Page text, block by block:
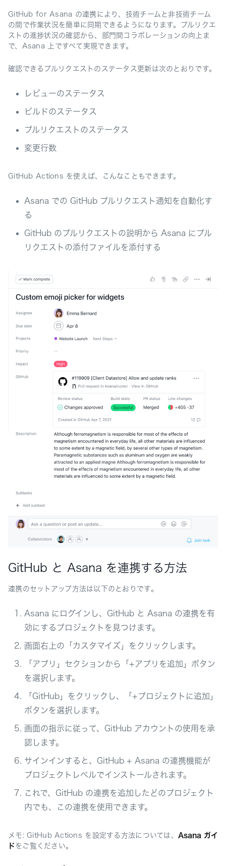
GitHub for Asana の連携により、技術チームと非技術チーム
の間で作業状況を簡単に同期できるようになります。プルリクエ
ストの進捗状況の確認から、部門間コラボレーションの向上ま
で、Asana 上ですべて実現できます。
確認できるプルリクエストのステータス更新は次のとおりです。
レビューのステータス
ビルドのステータス
プルリクエストのステータス
変更行数
GitHub Actions を使えば、こんなこともできます。
Asana での GitHub プルリクエスト通知を自動化す
る
GitHub のプルリクエストの説明から Asana にプル
リクエストの添付ファイルを添付する
GitHub と Asana を連携する方法
連携のセットアップ方法は以下のとおりです。
Asana にログインし、GitHub と Asana の連携を有
効にするプロジェクトを見つけます。
画面右上の「カスタマイズ」をクリックします。
「アプリ」セクションから「+アプリを追加」ボタン
を選択します。
「GitHub」をクリックし、「+プロジェクトに追加」
ボタンを選択します。
画面の指示に従って、GitHub アカウントの使用を承
認します。
サインインすると、GitHub + Asana の連携機能が
プロジェクトレベルでインストールされます。
これで、GitHub の連携を追加したどのプロジェクト
内でも、この連携を使用できます。
メモ: GitHub Actions を設定する方法については、 Asana ガイ
ド をご覧ください。